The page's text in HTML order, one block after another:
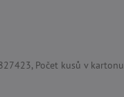
Počet kusů v